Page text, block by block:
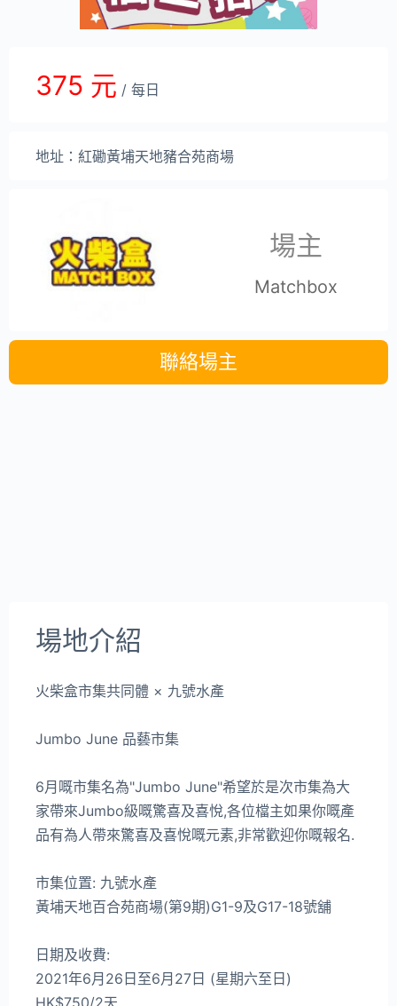
375 元 / 每日
地址：紅磡黃埔天地豬合苑商場
場主
Matchbox
聯絡場主
場地介紹
火柴盒市集共同體 × 九號水產
Jumbo June 品藝市集
6月嘅市集名為"Jumbo June"希望於是次市集為大
家帶來Jumbo級嘅驚喜及喜悅,各位檔主如果你嘅產
品有為人帶來驚喜及喜悅嘅元素,非常歡迎你嘅報名.
市集位置: 九號水產
黃埔天地百合苑商場(第9期)G1-9及G17-18號舖
日期及收費:
2021年6月26日至6月27日 (星期六至日)
HK$750/2天